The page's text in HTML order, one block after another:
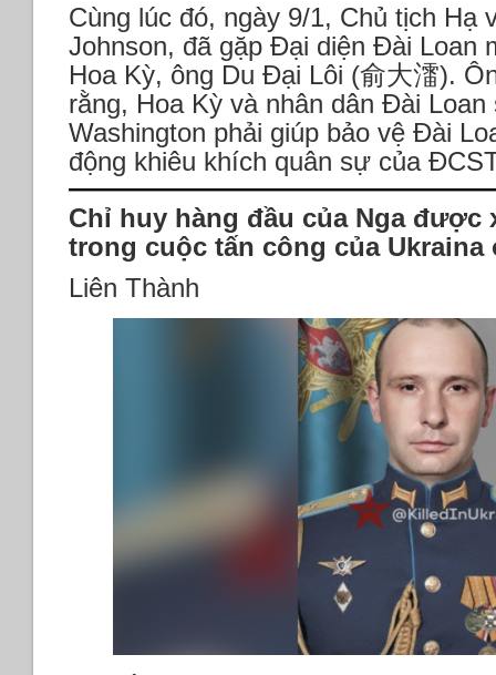
Cùng lúc đó, ngày 9/1, Chủ tịch Hạ
Johnson, đã gặp Đại diện Đài Loan
Hoa Kỳ, ông Du Đại Lôi (俞大㵢).
rằng, Hoa Kỳ và nhân dân Đài
Washington phải giúp bảo vệ Đài
động khiêu khích quân sự của
Chỉ huy hàng đầu của Nga được
trong cuộc tấn công của Ukraina
Liên Thành